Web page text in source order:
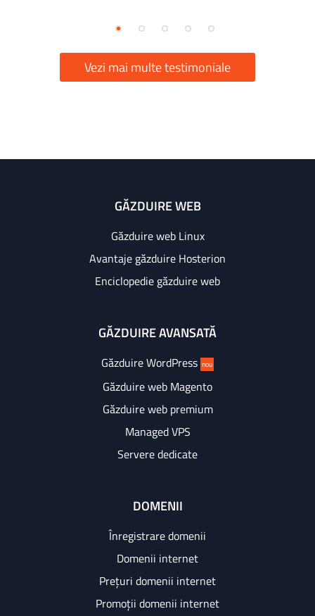
Vezi mai multe testimoniale
GĂZDUIRE WEB
Găzduire web Linux
Avantaje găzduire Hosterion
Enciclopedie găzduire web
GĂZDUIRE AVANSATĂ
Găzduire WordPress nou
Găzduire web Magento
Găzduire web premium
Managed VPS
Servere dedicate
DOMENII
Înregistrare domenii
Domenii internet
Prețuri domenii internet
Promoții domenii internet